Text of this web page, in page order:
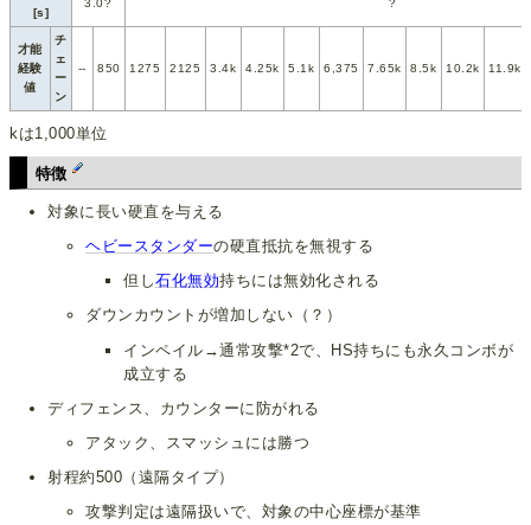
[s]
3.0? ?
才能
経験
値
チ
ェ
ー
ン
-- 850 1275 2125 3.4k 4.25k 5.1k 6,375 7.65k 8.5k 10.2k 11.9k
kは1,000単位
特徴
対象に長い硬直を与える
ヘビースタンダーの硬直抵抗を無視する
但し石化無効持ちには無効化される
ダウンカウントが増加しない（？）
インペイル→通常攻撃*2で、HS持ちにも永久コンボが
成立する
ディフェンス、カウンターに防がれる
アタック、スマッシュには勝つ
射程約500（遠隔タイプ）
攻撃判定は遠隔扱いで、対象の中心座標が基準